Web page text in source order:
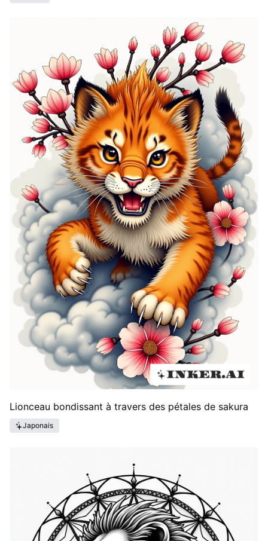
Lionceau bondissant à travers des pétales de sakura
Japonais